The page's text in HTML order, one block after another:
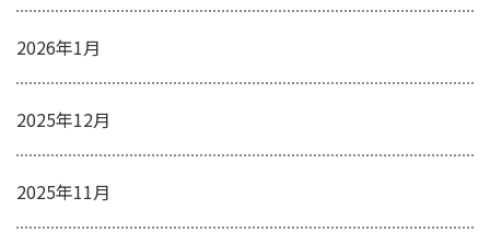
2026年1月
2025年12月
2025年11月